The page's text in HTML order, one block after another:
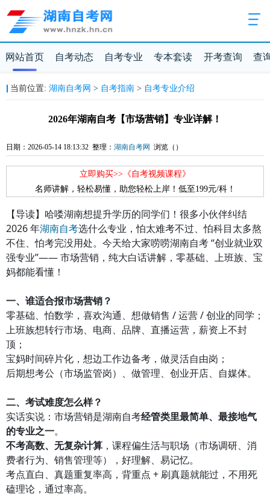
网站首页 自考动态 自考专业 专本套读 开考查询 查
当前位置: 湖南自考网 > 自考指南> 自考专业介绍
2026年湖南自考【市场营销】专业详解！
日期：2026-05-14 18:13:32 整理： 湖南自考网 浏览（ ）
立即购买>>《自考视频课程》
名师讲解，轻松易懂，助您轻松上岸！低至199元/科！
【导读】哈喽湖南想提升学历的同学们！很多小伙伴纠结
2026 年湖南自考选什么专业，怕太难考不过、怕科目太多熬
不住、怕考完没用处。今天给大家唠唠湖南自考 “创业就业双
强专业”—— 市场营销，纯大白话讲解，零基础、上班族、宝
妈都能看懂！
一、谁适合报市场营销？
零基础、怕数学，喜欢沟通、想做销售 / 运营 / 创业的同学；
上班族想转行市场、电商、品牌、直播运营，薪资上不封
顶；
宝妈时间碎片化，想边工作边备考，做灵活自由岗；
后期想考公（市场监管岗）、做管理、创业开店、自媒体。
二、考试难度怎么样？
实话实说：市场营销是湖南自考经管类里最简单、最接地气
的专业之一。
不考高数、无复杂计算，课程偏生活与职场（市场调研、消
费者行为、销售管理等），好理解、易记忆。
考点直白、真题重复率高，背重点 + 刷真题就能过，不用死
磕理论，通过率高。